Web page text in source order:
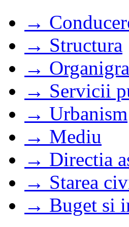
→
→ Structura
→
→ Servicii
→ Urbanism
→ Mediu
→ Directia
→ Starea
→ Buget si